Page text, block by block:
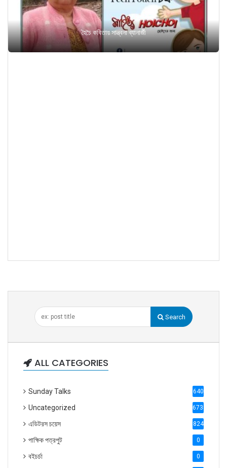
হৈচৈ কবিতায় সান্ত্বনা ব্যানার্জী
Search
ALL CATEGORIES
Sunday Talks 640
Uncategorized 6738
এডিটরস চয়েস 824
পাক্ষিক পত্রপুট 0
বইচর্চা 0